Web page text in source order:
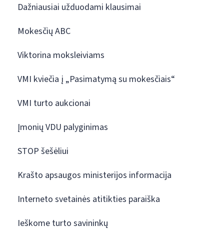
Dažniausiai užduodami klausimai
Mokesčių ABC
Viktorina moksleiviams
VMI kviečia į „Pasimatymą su mokesčiais“
VMI turto aukcionai
Įmonių VDU palyginimas
STOP šešėliui
Krašto apsaugos ministerijos informacija
Interneto svetainės atitikties paraiška
Ieškome turto savininkų